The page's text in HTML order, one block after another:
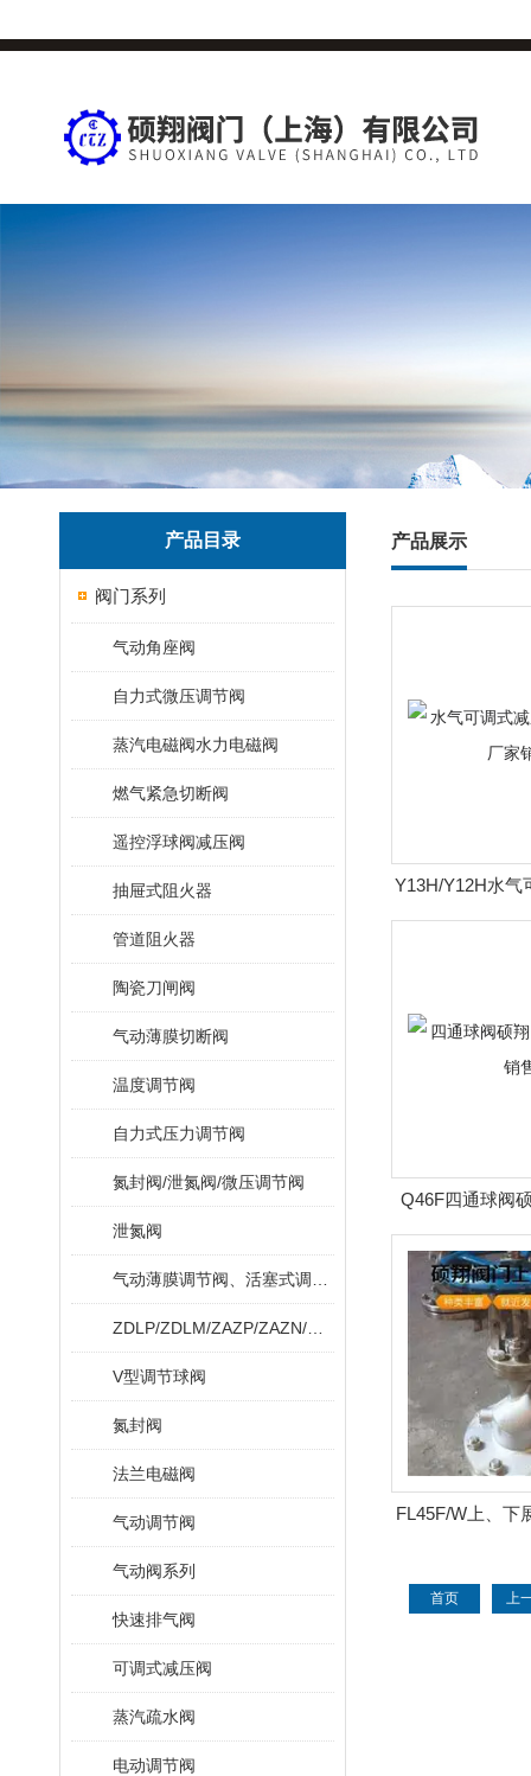
产品目录
阀门系列
气动角座阀
自力式微压调节阀
蒸汽电磁阀水力电磁阀
燃气紧急切断阀
遥控浮球阀减压阀
抽屉式阻火器
管道阻火器
陶瓷刀闸阀
气动薄膜切断阀
温度调节阀
自力式压力调节阀
氮封阀/泄氮阀/微压调节阀
泄氮阀
V型调节球阀
氮封阀
法兰电磁阀
气动调节阀
气动阀系列
快速排气阀
可调式减压阀
蒸汽疏水阀
电动调节阀
产品展示
Y13H/Y12H水气
翔阀门
Q46F四通球阀
产
FL45F/W上、下
首页 上